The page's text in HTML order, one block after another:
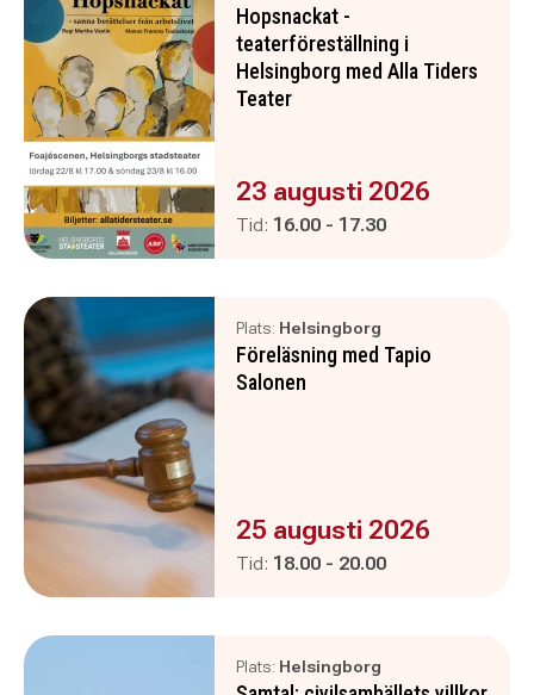
Hopsnackat -
teaterföreställning i
Helsingborg med Alla Tiders
Teater
Evenemanget är :
23 augusti 2026
Tid: Pågår mellan
16.00 - och
17.30
Plats: Helsingborg
Föreläsning med Tapio
Salonen
Evenemanget är :
25 augusti 2026
Tid: Pågår mellan
18.00 - och
20.00
Plats: Helsingborg